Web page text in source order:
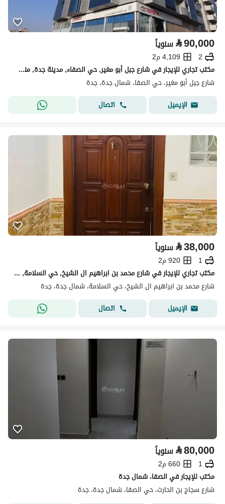
⃁90,000 سنوياً
2
4,109 م2
مكتب تجاري للإيجار في شارع جبل أبو مغير, حي الصفاء, مدينة جدة, منطقة مكة المكرمة
شارع جبل أبو مغير، حي الصفا، شمال جدة، جدة
الإيميل
اتصال
⃁38,000 سنوياً
1
920 م2
مكتب تجاري للإيجار في شارع محمد بن ابراهيم ال الشيخ, حي السلامة, مدينة جدة, منطقة مكة المكرمة
شارع محمد بن ابراهيم ال الشيخ، حي السلامة، شمال جدة، جدة
الإيميل
اتصال
⃁80,000 سنوياً
1
660 م2
مكتب للإيجار في الصفا، شمال جدة
شارع سجاج بن الحارث، حي الصفا، شمال جدة، جدة